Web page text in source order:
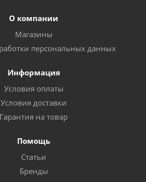
О компании
Магазины
персональных данных
Информация
Условия оплаты
Условия доставки
Гарантия на товар
Помощь
Статьи
Бренды